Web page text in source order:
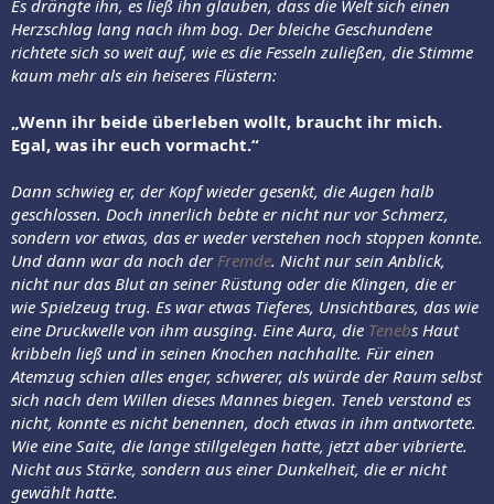
Es drängte ihn, es ließ ihn glauben, dass die Welt sich einen
Herzschlag lang nach ihm bog. Der bleiche Geschundene
richtete sich so weit auf, wie es die Fesseln zuließen, die Stimme
kaum mehr als ein heiseres Flüstern:
„Wenn ihr beide überleben wollt, braucht ihr mich.
Egal, was ihr euch vormacht.“
Dann schwieg er, der Kopf wieder gesenkt, die Augen halb
geschlossen. Doch innerlich bebte er nicht nur vor Schmerz,
sondern vor etwas, das er weder verstehen noch stoppen konnte.
Und dann war da noch der Fremde. Nicht nur sein Anblick,
nicht nur das Blut an seiner Rüstung oder die Klingen, die er
wie Spielzeug trug. Es war etwas Tieferes, Unsichtbares, das wie
eine Druckwelle von ihm ausging. Eine Aura, die Tenebs Haut
kribbeln ließ und in seinen Knochen nachhallte. Für einen
Atemzug schien alles enger, schwerer, als würde der Raum selbst
sich nach dem Willen dieses Mannes biegen. Teneb verstand es
nicht, konnte es nicht benennen, doch etwas in ihm antwortete.
Wie eine Saite, die lange stillgelegen hatte, jetzt aber vibrierte.
Nicht aus Stärke, sondern aus einer Dunkelheit, die er nicht
gewählt hatte.